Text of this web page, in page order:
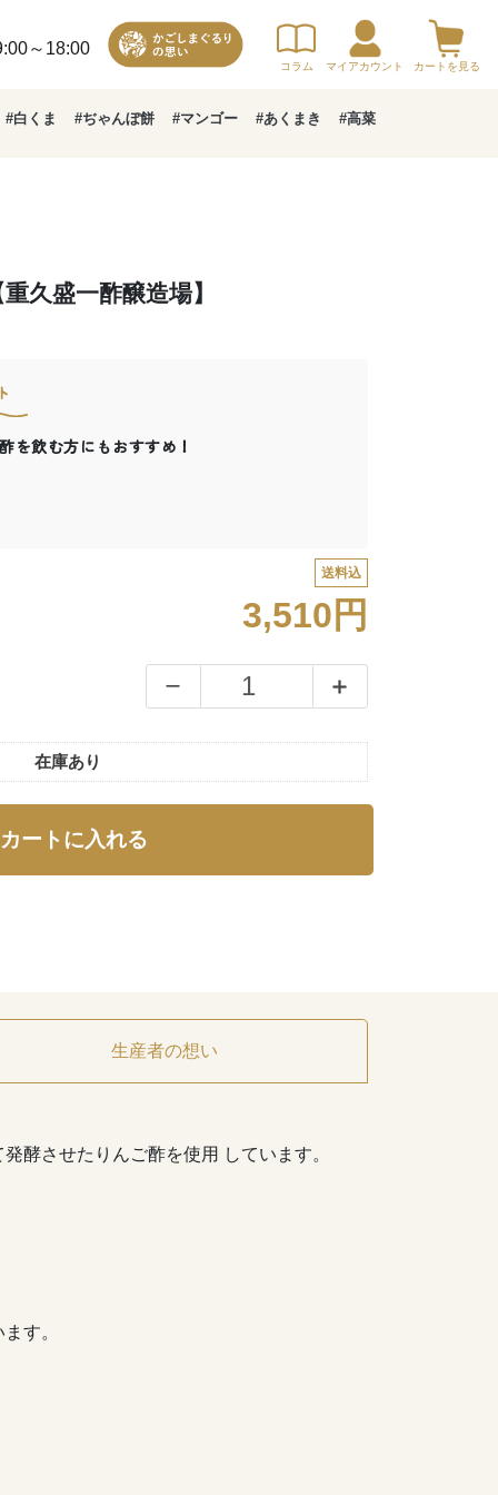
～18:00
コラム マイアカウント カートを見る
#白くま #ぢゃんぼ餅 #マンゴー #あくまき #高菜
久盛一酢醸造場】
を飲む方にもおすすめ！
送料込
3,510円
在庫あり
カートに入れる
生産者の想い
酵させたりんご酢を使用 しています。
す。